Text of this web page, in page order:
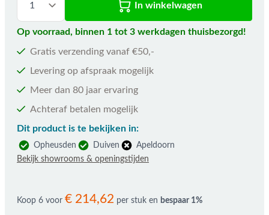
In winkelwagen
Op voorraad, binnen 1 tot 3 werkdagen thuisbezorgd!
Gratis verzending vanaf €50,-
Levering op afspraak mogelijk
Meer dan 80 jaar ervaring
Achteraf betalen mogelijk
Dit product is te bekijken in:
Opheusden Duiven
Apeldoorn
Bekijk showrooms & openingstijden
Koop 6 voor € 214,62 per stuk en bespaar 1%